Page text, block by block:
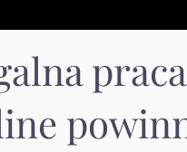
praca